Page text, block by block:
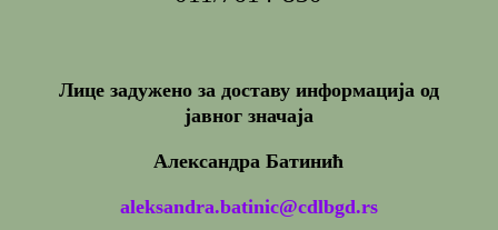
Лице задужено за доставу информација од
јавног значаја
Александра Батинић
aleksandra.batinic@cdlbgd.rs